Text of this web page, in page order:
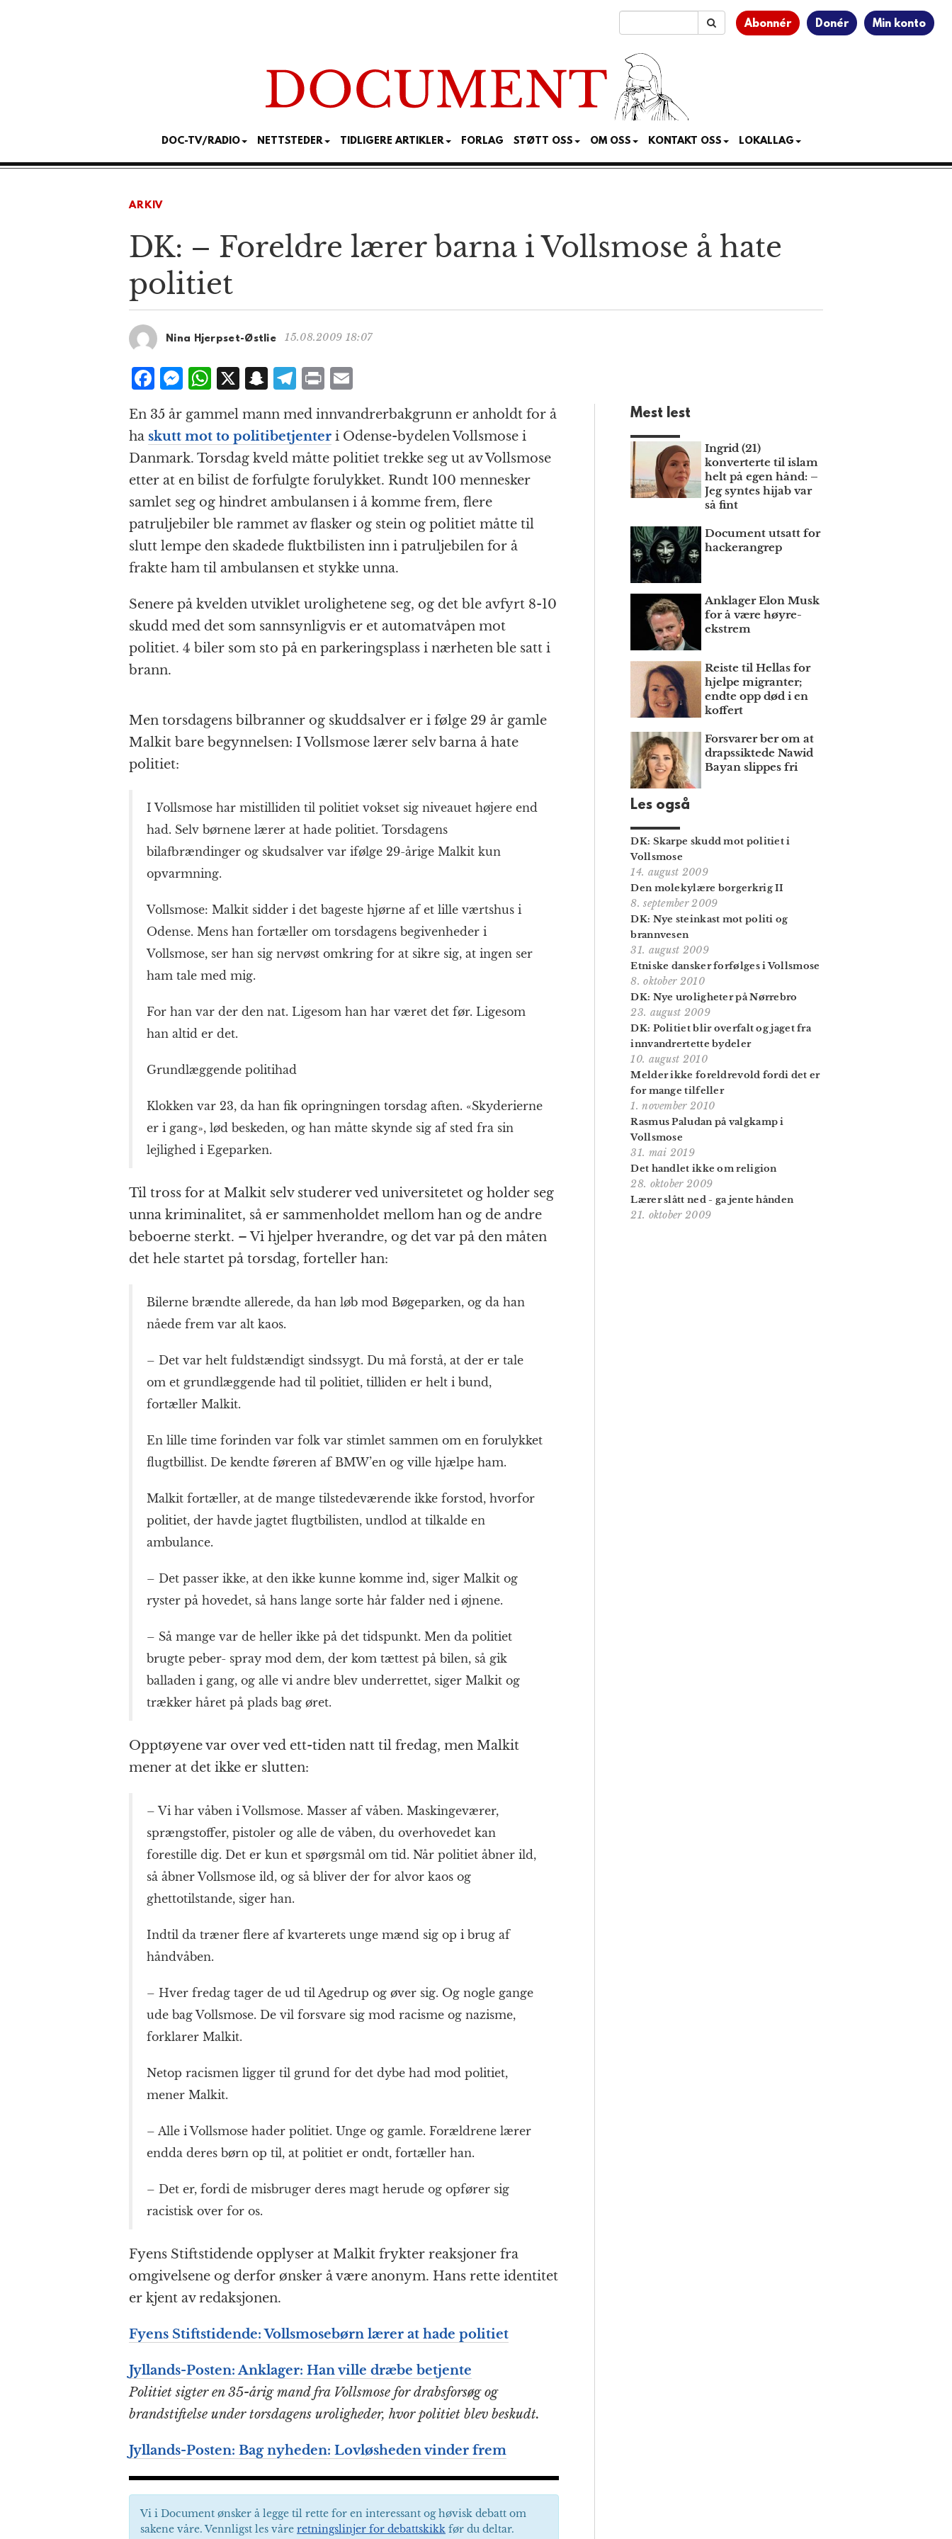
Abonnér Donér Min konto
DOC-TV/RADIO NETTSTEDER TIDLIGERE ARTIKLER FORLAG STØTT OSS OM OSS KONTAKT OSS LOKALLAG
ARKIV
DK: – Foreldre lærer barna i Vollsmose å hate
politiet
Nina Hjerpset-Østlie 15.08.2009 18:07
F
a
c
e
b
o
o
k
M
ss
e
n
g
e
r
W
at
s
A
p
p
X S
a
p
c
h
at
T
el
e
g
r
a
m
P
n
t
m
ai
l
En 35 år gammel mann med innvandrerbakgrunn er anholdt for å
ha skutt mot to politibetjenter i Odense-bydelen Vollsmose i
Danmark. Torsdag kveld måtte politiet trekke seg ut av Vollsmose
etter at en bilist de forfulgte forulykket. Rundt 100 mennesker
samlet seg og hindret ambulansen i å komme frem, flere
patruljebiler ble rammet av flasker og stein og politiet måtte til
slutt lempe den skadede fluktbilisten inn i patruljebilen for å
frakte ham til ambulansen et stykke unna.
Senere på kvelden utviklet urolighetene seg, og det ble avfyrt 8-10
skudd med det som sannsynligvis er et automatvåpen mot
politiet. 4 biler som sto på en parkeringsplass i nærheten ble satt i
brann.
Men torsdagens bilbranner og skuddsalver er i følge 29 år gamle
Malkit bare begynnelsen: I Vollsmose lærer selv barna å hate
politiet:
I Vollsmose har mistilliden til politiet vokset sig niveauet højere end
had. Selv børnene lærer at hade politiet. Torsdagens
bilafbrændinger og skudsalver var ifølge 29-årige Malkit kun
opvarmning.
Vollsmose: Malkit sidder i det bageste hjørne af et lille værtshus i
Odense. Mens han fortæller om torsdagens begivenheder i
Vollsmose, ser han sig nervøst omkring for at sikre sig, at ingen ser
ham tale med mig.
For han var der den nat. Ligesom han har været det før. Ligesom
han altid er det.
Grundlæggende politihad
Klokken var 23, da han fik opringningen torsdag aften. «Skyderierne
er i gang», lød beskeden, og han måtte skynde sig af sted fra sin
lejlighed i Egeparken.
Til tross for at Malkit selv studerer ved universitetet og holder seg
unna kriminalitet, så er sammenholdet mellom han og de andre
beboerne sterkt. – Vi hjelper hverandre, og det var på den måten
det hele startet på torsdag, forteller han:
Bilerne brændte allerede, da han løb mod Bøgeparken, og da han
nåede frem var alt kaos.
– Det var helt fuldstændigt sindssygt. Du må forstå, at der er tale
om et grundlæggende had til politiet, tilliden er helt i bund,
fortæller Malkit.
En lille time forinden var folk var stimlet sammen om en forulykket
flugtbillist. De kendte føreren af BMW’en og ville hjælpe ham.
Malkit fortæller, at de mange tilstedeværende ikke forstod, hvorfor
politiet, der havde jagtet flugtbilisten, undlod at tilkalde en
ambulance.
– Det passer ikke, at den ikke kunne komme ind, siger Malkit og
ryster på hovedet, så hans lange sorte hår falder ned i øjnene.
– Så mange var de heller ikke på det tidspunkt. Men da politiet
brugte peber- spray mod dem, der kom tættest på bilen, så gik
balladen i gang, og alle vi andre blev underrettet, siger Malkit og
trækker håret på plads bag øret.
Opptøyene var over ved ett-tiden natt til fredag, men Malkit
mener at det ikke er slutten:
– Vi har våben i Vollsmose. Masser af våben. Maskingeværer,
sprængstoffer, pistoler og alle de våben, du overhovedet kan
forestille dig. Det er kun et spørgsmål om tid. Når politiet åbner ild,
så åbner Vollsmose ild, og så bliver der for alvor kaos og
ghettotilstande, siger han.
Indtil da træner flere af kvarterets unge mænd sig op i brug af
håndvåben.
– Hver fredag tager de ud til Agedrup og øver sig. Og nogle gange
ude bag Vollsmose. De vil forsvare sig mod racisme og nazisme,
forklarer Malkit.
Netop racismen ligger til grund for det dybe had mod politiet,
mener Malkit.
– Alle i Vollsmose hader politiet. Unge og gamle. Forældrene lærer
endda deres børn op til, at politiet er ondt, fortæller han.
– Det er, fordi de misbruger deres magt herude og opfører sig
racistisk over for os.
Fyens Stiftstidende opplyser at Malkit frykter reaksjoner fra
omgivelsene og derfor ønsker å være anonym. Hans rette identitet
er kjent av redaksjonen.
Fyens Stiftstidende: Vollsmosebørn lærer at hade politiet
Jyllands-Posten: Anklager: Han ville dræbe betjente
Politiet sigter en 35-årig mand fra Vollsmose for drabsforsøg og
brandstiftelse under torsdagens uroligheder, hvor politiet blev beskudt.
Jyllands-Posten: Bag nyheden: Lovløsheden vinder frem
Vi i Document ønsker å legge til rette for en interessant og høvisk debatt om
sakene våre. Vennligst les våre retningslinjer for debattskikk før du deltar.
Mest lest
Ingrid (21)
konverterte til islam
helt på egen hånd: –
Jeg syntes hijab var
så fint
Document utsatt for
hackerangrep
Anklager Elon Musk
for å være høyre­
ekstrem
Reiste til Hellas for
hjelpe migranter;
endte opp død i en
koffert
Forsvarer ber om at
draps­siktede Nawid
Bayan slippes fri
Les også
DK: Skarpe skudd mot politiet i
Vollsmose
14. august 2009
Den molekylære borgerkrig II
8. september 2009
DK: Nye steinkast mot politi og
brannvesen
31. august 2009
Etniske dansker forfølges i Vollsmose
8. oktober 2010
DK: Nye uroligheter på Nørrebro
23. august 2009
DK: Politiet blir overfalt og jaget fra
innvandrertette bydeler
10. august 2010
Melder ikke foreldrevold fordi det er
for mange tilfeller
1. november 2010
Rasmus Paludan på valgkamp i
Vollsmose
31. mai 2019
Det handlet ikke om religion
28. oktober 2009
Lærer slått ned - ga jente hånden
21. oktober 2009